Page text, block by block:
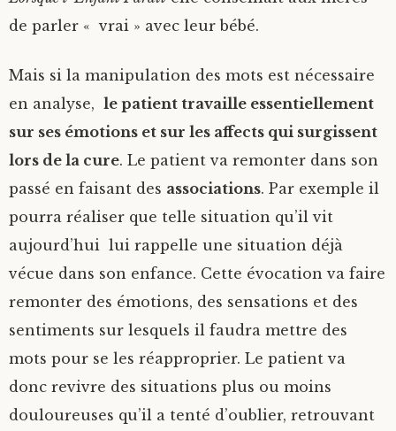
de parler « vrai » avec leur bébé.
Mais si la manipulation des mots est nécessaire
en analyse, le patient travaille essentiellement
sur ses émotions et sur les affects qui surgissent
lors de la cure. Le patient va remonter dans son
passé en faisant des associations. Par exemple il
pourra réaliser que telle situation qu’il vit
aujourd’hui lui rappelle une situation déjà
vécue dans son enfance. Cette évocation va faire
remonter des émotions, des sensations et des
sentiments sur lesquels il faudra mettre des
mots pour se les réapproprier. Le patient va
donc revivre des situations plus ou moins
douloureuses qu’il a tenté d’oublier, retrouvant